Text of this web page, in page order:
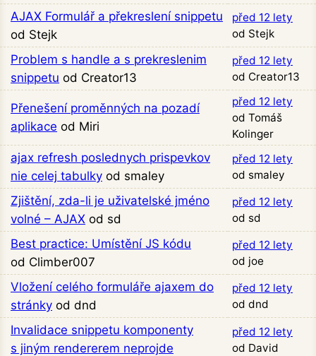
AJAX Formulář a překreslení snippetu
od Stejk
před 12 lety
od Stejk
Problem s handle a s prekreslenim
snippetu od Creator13
před 12 lety
od Creator13
Přenešení proměnných na pozadí
aplikace od Miri
před 12 lety
od Tomáš
Kolinger
ajax refresh poslednych prispevkov
nie celej tabulky od smaley
před 12 lety
od smaley
Zjištění, zda-li je uživatelské jméno
volné – AJAX od sd
před 12 lety
od sd
Best practice: Umístění JS kódu
od Climber007
před 12 lety
od joe
Vložení celého formuláře ajaxem do
stránky od dnd
před 12 lety
od dnd
Invalidace snippetu komponenty
s jiným rendererem neprojde
před 12 lety
od David